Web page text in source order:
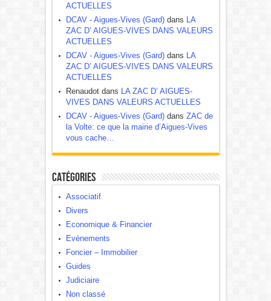
ACTUELLES
DCAV - Aigues-Vives (Gard)dans LA
ZAC D’ AIGUES-VIVES DANS VALEURS
ACTUELLES
DCAV - Aigues-Vives (Gard)dans LA
ZAC D’ AIGUES-VIVES DANS VALEURS
ACTUELLES
Renaudot dans LA ZAC D’ AIGUES-
VIVES DANS VALEURS ACTUELLES
DCAV - Aigues-Vives (Gard)dans ZAC de
la Volte: ce que la mairie d’Aigues-Vives
vous cache…
Catégories
Associatif
Divers
Economique & Financier
Evènements
Foncier – Immobilier
Guides
Judiciaire
Non classé